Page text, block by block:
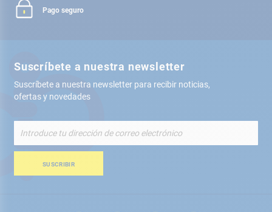
Pago seguro
Suscríbete a nuestra newsletter
Suscríbete a nuestra newsletter para recibir noticias,
ofertas y novedades
nuestro
de
SUSCRIBIR